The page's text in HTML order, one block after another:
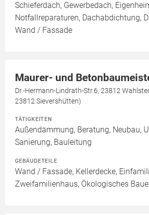
Schieferdach, Gewerbedach,
Notfallreparaturen, Dachabdichtung,
Wand / Fassade
Maurer- und
Dr.-Hermann-Lindrath-Str.6, 23812
23812 Sievershütten)
TÄTIGKEITEN
Außendämmung, Beratung, Neubau,
Sanierung, Bauleitung
GEBÄUDETEILE
Wand / Fassade, Kellerdecke,
Zweifamilienhaus, Ökologisches